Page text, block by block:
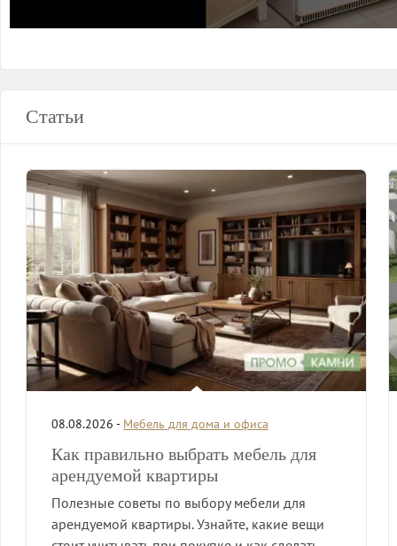
Статьи
08.08.2026 - Мебель для дома и офиса
Как правильно выбрать мебель для
арендуемой квартиры
Полезные советы по выбору мебели для
арендуемой квартиры. Узнайте, какие вещи